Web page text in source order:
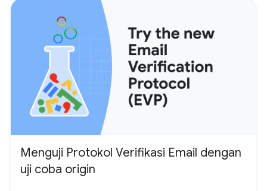
Menguji Protokol Verifikasi Email dengan
uji coba origin